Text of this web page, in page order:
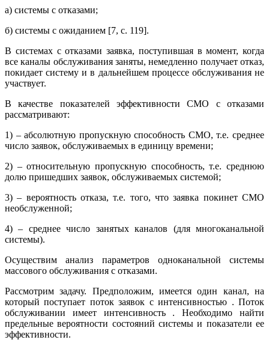
а) системы с отказами;
б) системы с ожиданием [7, с. 119].
В системах с отказами заявка, поступившая в момент, когда
все каналы обслуживания заняты, немедленно получает отказ,
покидает систему и в дальнейшем процессе обслуживания не
участвует.
В качестве показателей эффективности СМО с отказами
рассматривают:
1) – абсолютную пропускную способность СМО, т.е. среднее
число заявок, обслуживаемых в единицу времени;
2) – относительную пропускную способность, т.е. среднюю
долю пришедших заявок, обслуживаемых системой;
3) – вероятность отказа, т.е. того, что заявка покинет СМО
необслуженной;
4) – среднее число занятых каналов (для многоканальной
системы).
Осуществим анализ параметров одноканальной системы
массового обслуживания с отказами.
Рассмотрим задачу. Предположим, имеется один канал, на
который поступает поток заявок с интенсивностью . Поток
обслуживании имеет интенсивность . Необходимо найти
предельные вероятности состояний системы и показатели ее
эффективности.